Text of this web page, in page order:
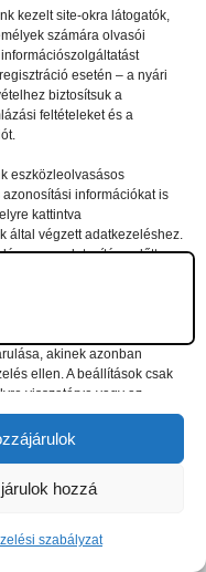
kezelt site-okra látogatók,
számára olvasói
esetén – a nyári
biztosítsuk a
feltételeket és a
eszközleolvasásos
információkat is
kattintva
által végzett adatkezeléshez.
vagy elutasítása előtt
és megváltoztathatják
bizonyos kezeléséhez
akinek azonban
ellen. A beállítások csak
visszatérve vagy az
ÉS ADATKEZELÉSI
ÉS
hozzá
szabályzat
jog fenntartva